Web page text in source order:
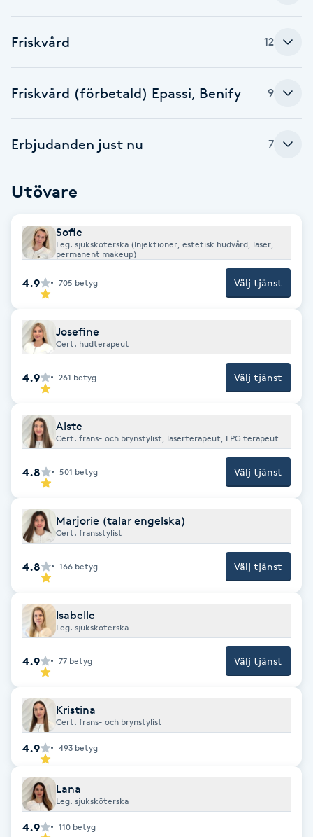
Headspa
Herrklippning
HIFU
Hot yoga
Hudföryngring
Huduppstramning
Hudvård
Hyaluronsyra
Hyperhidros
Hypnos
Hårborttagning
Hårbottenbehandling
Hårförlängning
Hälsa
Hälsprickor
Idrottsmassage
Friskvård 12
Friskvård (förbetald) Epassi, Benify 9
Erbjudanden just nu 7
Utövare
Sofie
Leg. sjuksköterska (Injektioner, estetisk hudvård, laser,
permanent makeup)
4.9 705 betyg Välj tjänst
Josefine
Cert. hudterapeut
4.9 261 betyg Välj tjänst
Aiste
Cert. frans- och brynstylist, laserterapeut, LPG terapeut
4.8 501 betyg Välj tjänst
Marjorie (talar engelska)
Cert. fransstylist
4.8 166 betyg Välj tjänst
Isabelle
Leg. sjuksköterska
4.9 77 betyg Välj tjänst
Kristina
Cert. frans- och brynstylist
4.9 493 betyg
Lana
Leg. sjuksköterska
4.9 110 betyg